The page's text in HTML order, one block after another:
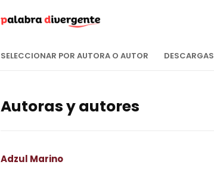
SELECCIONAR POR AUTORA O AUTOR DESCARGAS
Autoras y autores
Adzul Marino